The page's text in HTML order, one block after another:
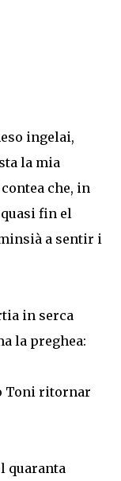
ingelai,
la mia
che, in
fin el
a sentir i
in serca
la preghea:
Toni ritornar
quaranta